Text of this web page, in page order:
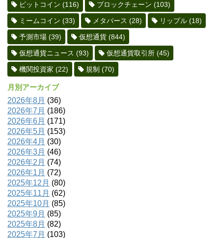
ビットコイン (116) ブロックチェーン (103)
ミームコイン (33) メタバース (28) リップル (18)
予測市場 (39) 仮想通貨 (844)
仮想通貨ニュース (93) 仮想通貨取引所 (45)
機関投資家 (22) 規制 (70)
月別アーカイブ
2026年8月 (36)
2026年7月 (186)
2026年6月 (171)
2026年5月 (153)
2026年4月 (30)
2026年3月 (46)
2026年2月 (74)
2026年1月 (72)
2025年12月 (80)
2025年11月 (62)
2025年10月 (85)
2025年9月 (85)
2025年8月 (82)
2025年7月 (103)